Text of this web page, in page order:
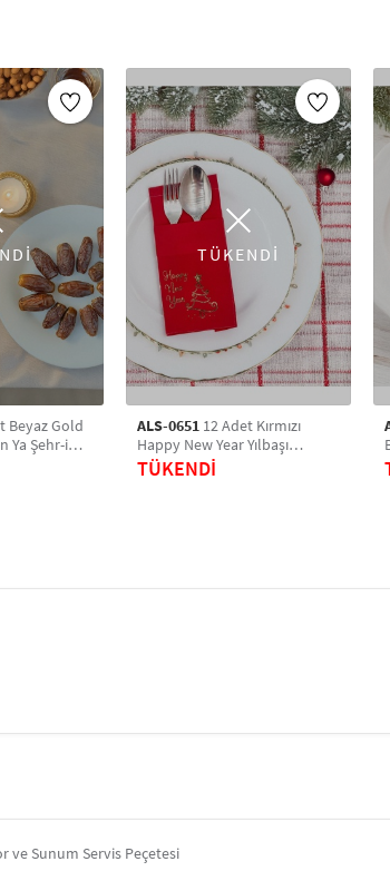
Parti peçeteleri,
kullanılan şık ve
peçeteler , masa
sayesinde, parti
Parti konseptine
Özelliklefolyo
peçeteler, her yaş
sahip peçeteler,
Parti sofralarınızı
Beyaz Gold
i
Servis
TÜKENDİ
ALS-0651 12 Adet Kırmızı
Happy New Year Yılbaşı
Desenli Dekor ve Sunum
Servis Peçetesi
TÜKENDİ
ve Sunum Servis Peçetesi